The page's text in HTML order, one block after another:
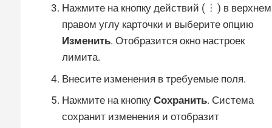
Нажмите на кнопку действий (
) в верхнем
правом углу карточки и выберите опцию
Изменить. Отобразится окно настроек
лимита.
Внесите изменения в требуемые поля.
Нажмите на кнопку Сохранить. Система
сохранит изменения и отобразит